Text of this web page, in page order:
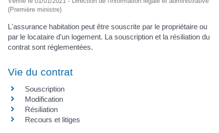
(Première ministre)
L'assurance habitation peut être souscrite par le propriétaire ou
par le locataire d'un logement. La souscription et la résiliation du
contrat sont réglementées.
Vie du contrat
Souscription
Modification
Résiliation
Recours et litiges